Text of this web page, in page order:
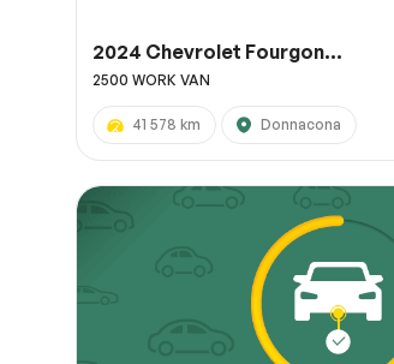
2024 Chevrolet Fourgon...
2500 WORK VAN
41 578 km Donnacona